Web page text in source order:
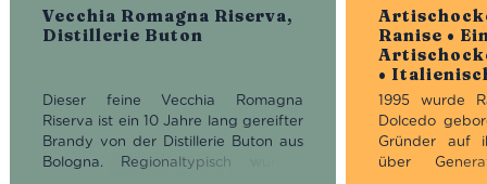
Vecchia Romagna Riserva,
Distillerie Buton
Bewertet
Dieser feine Vecchia Romagna
Riserva ist ein 10 Jahre lang gereifter
Brandy von der Distillerie Buton aus
Bologna. Regionaltypisch wurden
Ranise •
•
Bewertet
1995 wurde
Dolcedo
Gründer auf
über